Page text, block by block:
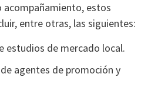
acompañamiento, estos
entre otras, las siguientes:
estudios de mercado local.
agentes de promoción y